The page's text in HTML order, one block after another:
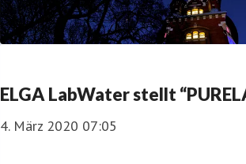
ELGA LabWater stellt
4. März 2020 07:05